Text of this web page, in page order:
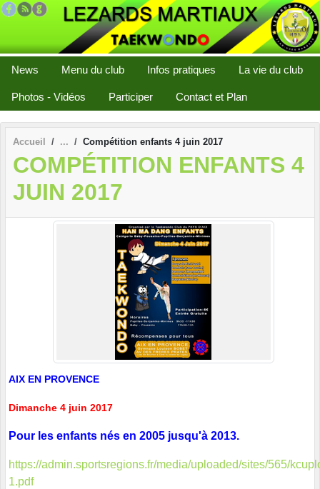
News Menu du club Infos pratiques La vie du club
Photos - Vidéos Participer Contact et Plan
Accueil Compétition enfants 4 juin 2017
COMPÉTITION ENFANTS 4
JUIN 2017
AIX EN PROVENCE
Dimanche 4 juin 2017
Pour les enfants nés en 2005 jusqu'à 2013.
https://admin.sportsregions.fr/media/uploaded/sites/565/
1.pdf
Panneau de gestion des cookies